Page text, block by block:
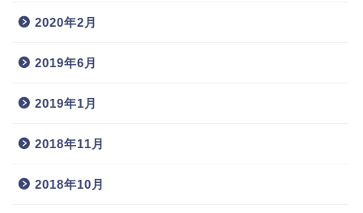
2020年2月
2019年6月
2019年1月
2018年11月
2018年10月